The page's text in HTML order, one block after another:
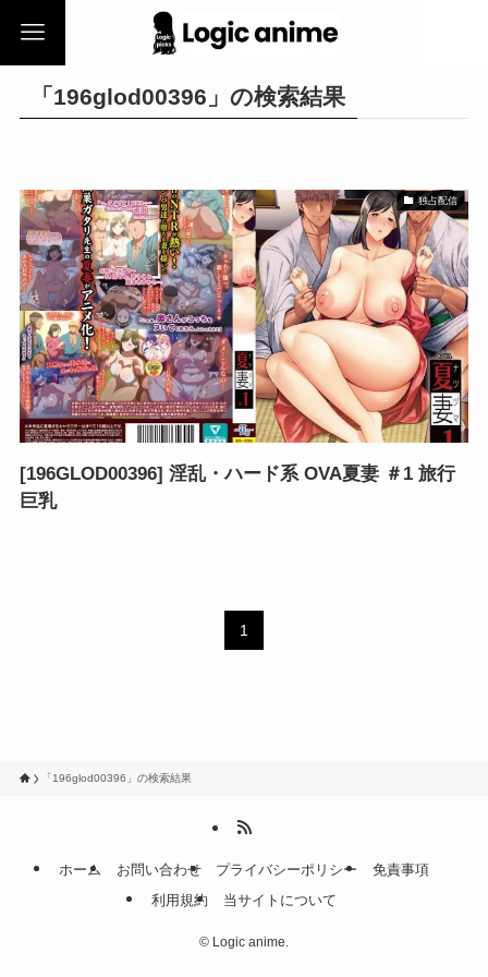
「196glod00396」の検索結果
独占配信
[196GLOD00396] 淫乱・ハード系 OVA夏妻 ＃1 旅行
巨乳
1
「196glod00396」の検索結果
ホーム お問い合わせ プライバシーポリシー
免責事項
利用規約
当サイトについて
© Logic anime.